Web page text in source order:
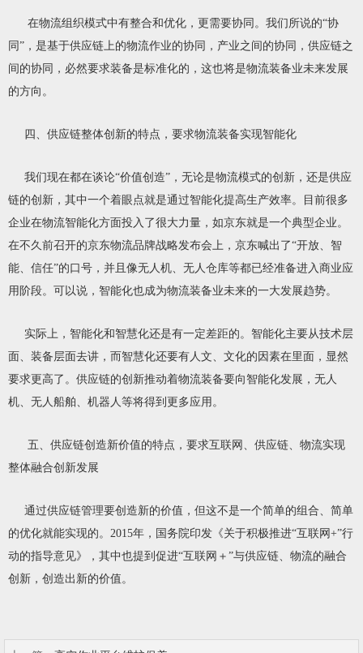
在物流组织模式中有整合和优化，更需要协同。我们所说的“协
同”，是基于供应链上的物流作业的协同，产业之间的协同，供应链之
间的协同，必然要求装备是标准化的，这也将是物流装备业未来发展
的方向。
四、供应链整体创新的特点，要求物流装备实现智能化
我们现在都在谈论“价值创造”，无论是物流模式的创新，还是供应
链的创新，其中一个着眼点就是通过智能化提高生产效率。目前很多
企业在物流智能化方面投入了很大力量，如京东就是一个典型企业。
在不久前召开的京东物流品牌战略发布会上，京东喊出了“开放、智
能、信任”的口号，并且像无人机、无人仓库等都已经准备进入商业应
用阶段。可以说，智能化也成为物流装备业未来的一大发展趋势。
实际上，智能化和智慧化还是有一定差距的。智能化主要从技术层
面、装备层面去讲，而智慧化还要有人文、文化的因素在里面，显然
要求更高了。供应链的创新推动着物流装备要向智能化发展，无人
机、无人船舶、机器人等将得到更多应用。
五、供应链创造新价值的特点，要求互联网、供应链、物流实现
整体融合创新发展
通过供应链管理要创造新的价值，但这不是一个简单的组合、简单
的优化就能实现的。2015年，国务院印发《关于积极推进“互联网+”行
动的指导意见》，其中也提到促进“互联网＋”与供应链、物流的融合
创新，创造出新的价值。